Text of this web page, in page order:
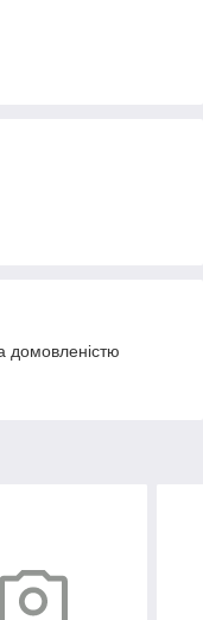
домовленістю